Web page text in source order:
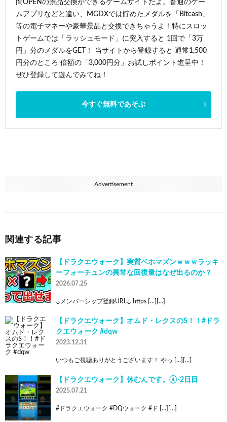
間OPENの景品交換ができるゲームサイトだよ。普通のゲー
ムアプリなどと違い、MGDXでは貯めたメダルを「Bitcash」
等の電子マネーや豪華景品と交換できちゃうよ！特にスロッ
トゲームでは「ラッシュモード」に突入すると 1回で「3万
円」分のメダルをGET！ 当サイトから登録すると 通常1,500
円分のところ 倍額の「3,000円分」お試しポイント進呈中！
ぜひ登録して遊んでみてね！
今すぐ無料であそぶ
Advertisement
関連する記事
【ドラクエウォーク】実質ベホマズンｗｗｗラッキ
ーフォーチュンの異常な回復量はなぜ出るのか？
2026.07.25
↓メンバーシップ登録URL↓ https […][…]
【ドラクエウォーク】オムド・レクスのS！！#ドラ
クエウォーク #dqw
2023.12.31
いつもご視聴ありがとうございます！ やっ […][…]
【ドラクエウォーク】休むんです。④-2日目
2025.07.21
#ドラクエウォーク #DQウォーク #ド […][…]